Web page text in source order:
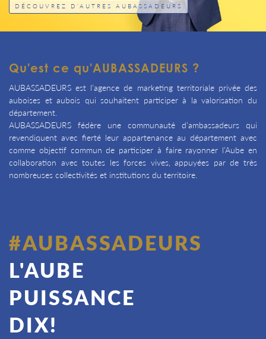
DÉCOUVREZ D'AUTRES AUBASSADEURS
Qu'est ce qu'AUBASSADEURS ?
AUBASSADEURS est l’agence de marketing territoriale privée des
auboises et aubois qui souhaitent participer à la valorisation du
département.
AUBASSADEURS fédère une communauté d’ambassadeurs qui
revendiquent avec fierté leur appartenance au département avec
comme objectif commun de participer à faire rayonner l’Aube en
collaboration avec toutes les forces vives, appuyées par de très
nombreuses collectivités et institutions du territoire.
#AUBASSADEURS
L'AUBE
PUISSANCE
DIX!